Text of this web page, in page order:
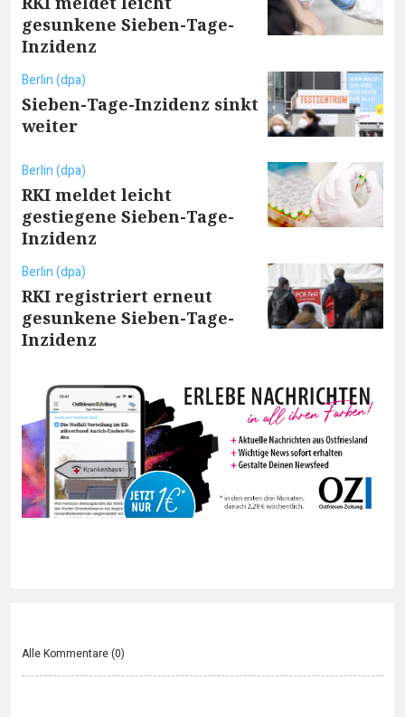
gesunkene Sieben-Tage-
Inzidenz
Berlin (dpa)
Sieben-Tage-Inzidenz sinkt
weiter
Berlin (dpa)
RKI meldet leicht
gestiegene Sieben-Tage-
Inzidenz
Berlin (dpa)
RKI registriert erneut
gesunkene Sieben-Tage-
Inzidenz
Alle Kommentare (0)